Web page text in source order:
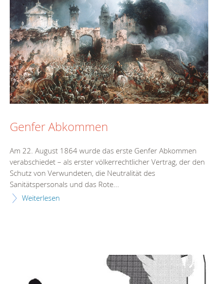
Genfer Abkommen
Am 22. August 1864 wurde das erste Genfer Abkommen
verabschiedet – als erster völkerrechtlicher Vertrag, der den
Schutz von Verwundeten, die Neutralität des
Sanitätspersonals und das Rote...
Weiterlesen